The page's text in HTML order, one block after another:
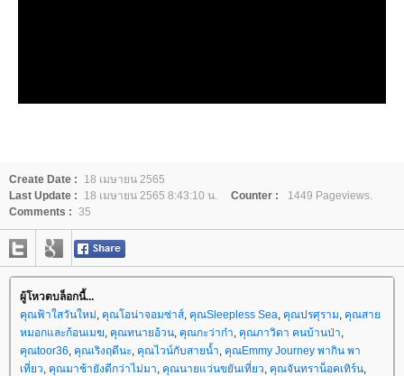
Create Date :
18 เมษายน 2565
Last Update :
18 เมษายน 2565 8:43:10 น. Counter :
1449 Pageviews.
Comments : 35
ผู้โหวตบล็อกนี้...
คุณฟ้าใสวันใหม่, คุณโอน่าจอมซ่าส์, คุณSleepless Sea, คุณปรศุราม, คุณสา
หมอกและก้อนเมฆ, คุณทนายอ้วน, คุณกะว่าก๋า, คุณภาวิดา คนบ้านป่า,
คุณtoor36, คุณเริงฤดีนะ, คุณไวน์กับสายน้ำ, คุณEmmy Journey พากิน พา
เที่ยว, คุณมาช้ายังดีกว่าไม่มา, คุณนายแว่นขยันเที่ยว, คุณจันทราน็อคเทิร์น,